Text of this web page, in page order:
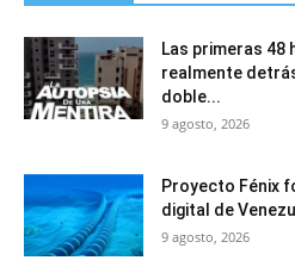
Las primeras 48
realmente
doble...
9 agosto, 2026
Proyecto Fénix
digital de
9 agosto, 2026